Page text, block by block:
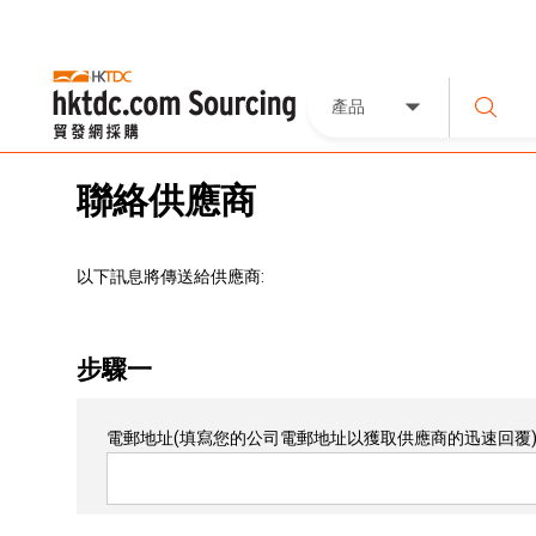
產品
聯絡供應商
以下訊息將傳送給供應商:
步驟一
電郵地址(填寫您的公司電郵地址以獲取供應商的迅速回覆)